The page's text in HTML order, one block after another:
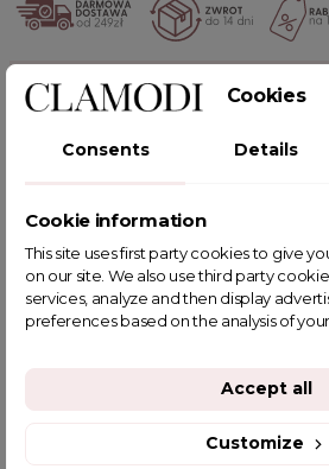
POWIĄZANE TAGI
YOU MIGHT
Cookies
Consents Details
Cookie information
This site uses first party cookies to give
on our site. We also use third party
services, analyze and then display
preferences based on the analysis of
Customize
Accept all